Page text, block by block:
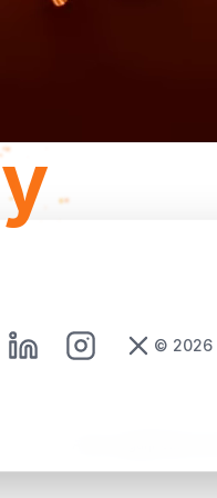
© 2026